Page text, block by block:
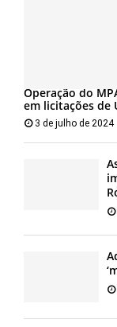
Operação do
em licitações de
3 de julho de 2024